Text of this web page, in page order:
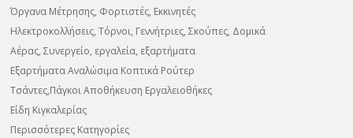
Όργανα Μέτρησης, Φορτιστές, Εκκινητές
Ηλεκτροκολλήσεις, Τόρνοι, Γεννήτριες, Σκούπες, Δομικά
Αέρας, Συνεργείο, εργαλεία, εξαρτήματα
Εξαρτήματα Αναλώσιμα Κοπτικά Ρούτερ
Τσάντες,Πάγκοι Αποθήκευση Εργαλειοθήκες
Είδη Κιγκαλερίας
Περισσότερες Κατηγορίες